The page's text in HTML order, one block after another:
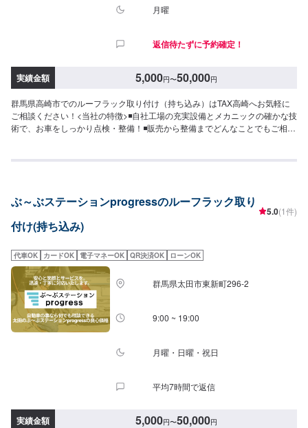
るスペースに駐車してください。事務所内に受付がいますのでメンテモで予
月曜
返信待たずに予約確定！
実績金額 5,000円〜50,000円
群馬県高崎市でのルーフラック取り付け（持ち込み）はTAX高崎へお気軽に
ご相談ください！<当社の特徴>◾自社工場の充実設備とメカニックの確かな技
術で、お車をしっかり点検・整備！◾販売から整備までどんなことでもご相談
提案！>★安く済ませたい…★時間があまり取れない…★車が動かなくなって
次第納車-----納期について-----納期は通常2時間程度で納車となります。(要相
談)納期は前後する場合がございます。予めご了承ください。-----代車につい
て-----無料の代車をご用意しています。お車の作業中は代車をご利用くださ
意、受付方法-----入庫の際はお気をつけてお越しください。駐車スペースは事
務所前の空いているスペースに駐車してください。受付はスタッフへ「メン
テモで予約しました」とお伝えください。ご案内いたします。【定休日・営
業時間】定休日：月曜日営業時間：9:00~19:00※日曜日のみ9:00~18:00
ぶ～ぶステーションprogressのルーフラック取り
付け(持ち込み)
5.0(1件)
代車OK カードOK 電子マネーOK QR決済OK ローンOK
群馬県太田市東新町296-2
9:00 ~ 19:00
月曜・日曜・祝日
平均7時間で返信
実績金額 5,000円〜50,000円